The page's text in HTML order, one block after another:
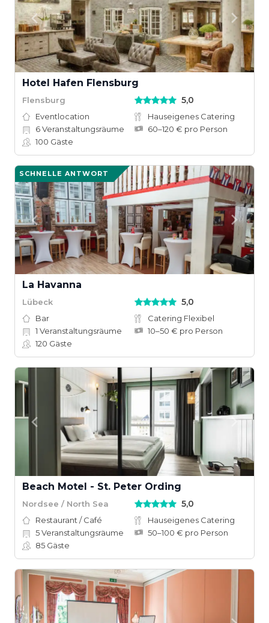
Hotel Hafen Flensburg
Flensburg 5,0
Eventlocation
Hauseigenes Catering
6Veranstaltungsräume
60–120 € pro Person
100 Gäste
SCHNELLE ANTWORT
La Havanna
Lübeck 5,0
Bar
Catering Flexibel
1 Veranstaltungsräume
10–50 € pro Person
120 Gäste
Beach Motel - St. Peter Ording
Nordsee / North Sea 5,0
Restaurant / Café
Hauseigenes Catering
5Veranstaltungsräume
50–100 € pro Person
85 Gäste